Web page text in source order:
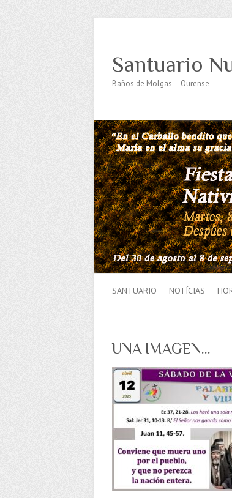
Santuario
Baños de Molgas – Ourense
SANTUARIO NOTÍCIAS
UNA IMAGEN…